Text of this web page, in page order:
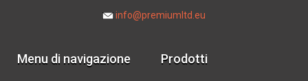
info@premiumltd.eu
Menu di navigazione Prodotti